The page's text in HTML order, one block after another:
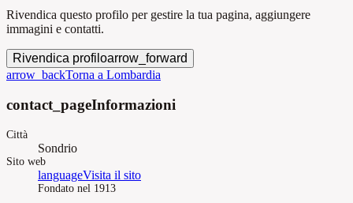
Rivendica questo profilo per gestire la tua pagina, aggiungere
immagini e contatti.
Rivendica profiloarrow_forward
arrow_backTorna a Lombardia
contact_pageInformazioni
Città
Sondrio
Sito web
languageVisita il sito
Fondato nel 1913